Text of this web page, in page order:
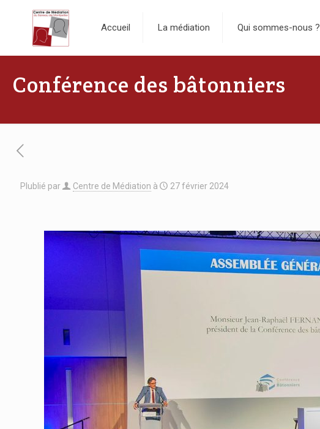
Accueil La médiation Qui sommes-nous ?
Conférence des bâtonniers
Plublié par Centre de Médiation à 27 février 2024